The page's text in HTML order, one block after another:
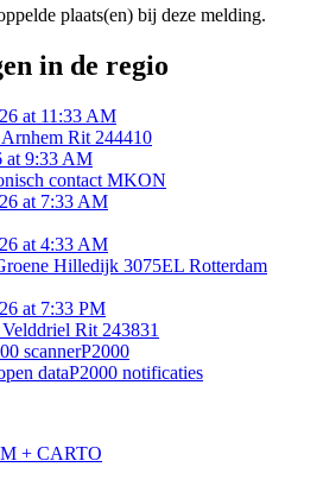
plaats(en) bij deze melding.
in de regio
at 11:33 AM
Rit 244410
at 9:33 AM
contact MKON
at 7:33 AM
at 4:33 AM
Hilledijk 3075EL Rotterdam
at 7:33 PM
Rit 243831
scannerP2000
dataP2000 notificaties
+ CARTO